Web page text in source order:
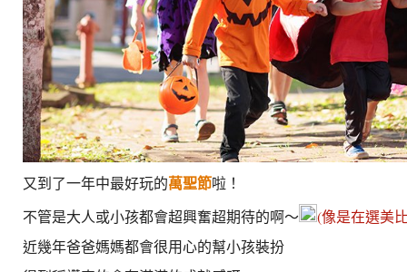
又到了一年中最好玩的萬聖節啦！
不管是大人或小孩都會超興奮超期待的啊～
(像是在選美
近幾年爸爸媽媽都會很用心的幫小孩裝扮